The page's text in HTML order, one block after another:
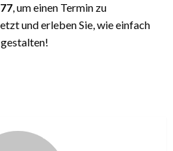
, um einen Termin zu
und erleben Sie, wie einfach
gestalten!